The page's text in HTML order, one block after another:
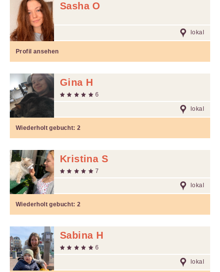
Sasha O
lokal
Profil ansehen
Gina H
6
lokal
Wiederholt gebucht:2
Kristina S
7
lokal
Wiederholt gebucht:2
Sabina H
6
lokal